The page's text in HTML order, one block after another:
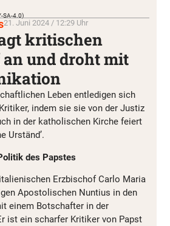
SA-4.0)
21. Juni 2024 / 12:29 Uhr
kritischen
und droht mit
Leben entledigen sich
indem sie sie von der Justiz
in der katholischen Kirche feiert
Urständ’.
des Papstes
Erzbischof Carlo Maria
Apostolischen Nuntius in den
einem Botschafter in der
ist ein scharfer Kritiker von Papst